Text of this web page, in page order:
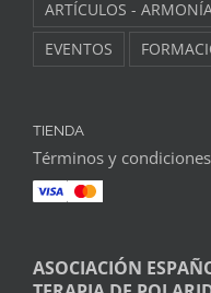
ARTÍCULOS -
EVENTOS
TIENDA
Términos y
ASOCIACIÓN